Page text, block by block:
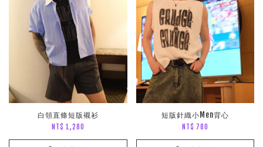
白領直條短版襯衫
NT$ 1,280
短版針織小Men背心
NT$ 780